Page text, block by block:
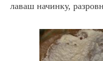
лаваш начинку,